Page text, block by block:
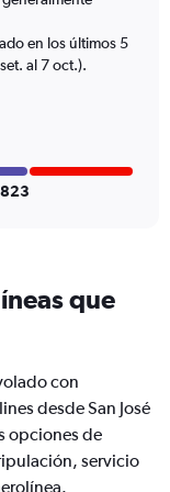
en los últimos 5
al 7 oct.).
que
con
desde San José
opciones de
servicio